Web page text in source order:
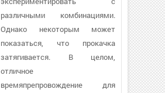
различными комбинациями.
Однако некоторым может
показаться, что прокачка
затягивается. В целом,
отличное
времяпрепровождение для